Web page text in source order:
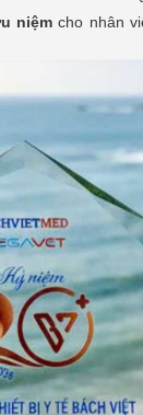
niệmcho nhân